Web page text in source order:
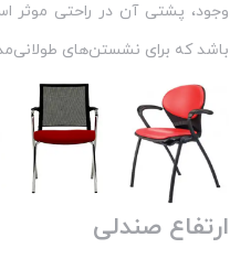
وجود، پشتی آن در راحتی موثر
باشد که برای نشستن‌های
ارتفاع صندلی